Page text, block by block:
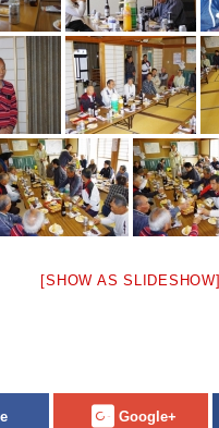
[SHOW AS SLIDESHOW]
Google+